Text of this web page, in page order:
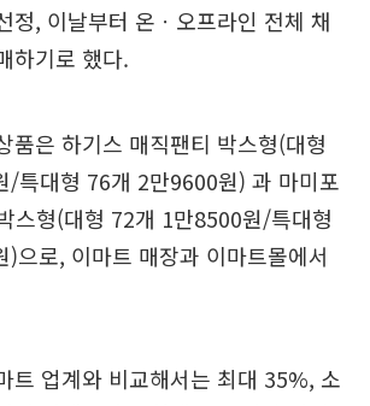
정, 이날부터 온ㆍ오프라인 전체 채
하기로 했다.
품은 하기스 매직팬티 박스형(대형
/특대형 76개 2만9600원) 과 마미포
스형(대형 72개 1만8500원/특대형
으로, 이마트 매장과 이마트몰에서
트 업계와 비교해서는 최대 35%, 소